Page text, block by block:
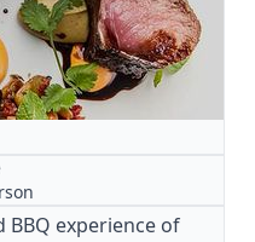
BBQ experience of